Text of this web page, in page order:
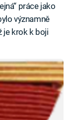
práce jako
významně
je krok k boji